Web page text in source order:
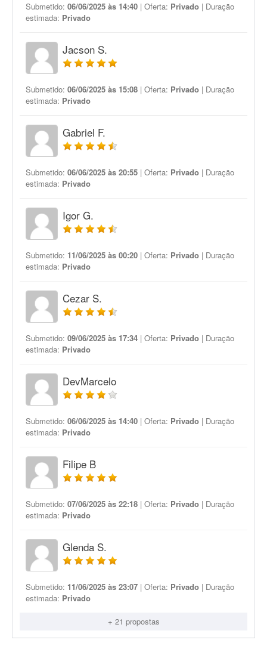
Submetido: 06/06/2025 às 14:40 | Oferta: Privado | Duração
estimada: Privado
Jacson S.
Submetido: 06/06/2025 às 15:08 | Oferta: Privado | Duração
estimada: Privado
Gabriel F.
Submetido: 06/06/2025 às 20:55 | Oferta: Privado | Duração
estimada: Privado
Igor G.
Submetido: 11/06/2025 às 00:20 | Oferta: Privado | Duração
estimada: Privado
Cezar S.
Submetido: 09/06/2025 às 17:34 | Oferta: Privado | Duração
estimada: Privado
DevMarcelo
Submetido: 06/06/2025 às 14:40 | Oferta: Privado | Duração
estimada: Privado
Filipe B
Submetido: 07/06/2025 às 22:18 | Oferta: Privado | Duração
estimada: Privado
Glenda S.
Submetido: 11/06/2025 às 23:07 | Oferta: Privado | Duração
estimada: Privado
+ 21 propostas